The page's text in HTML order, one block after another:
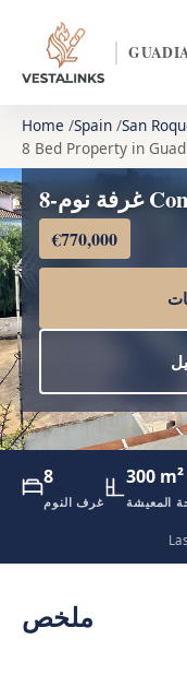
Home Spain San
8 Bed Property in
€770,000
8
غرف النوم
300 m²
المعيشة
ملخص